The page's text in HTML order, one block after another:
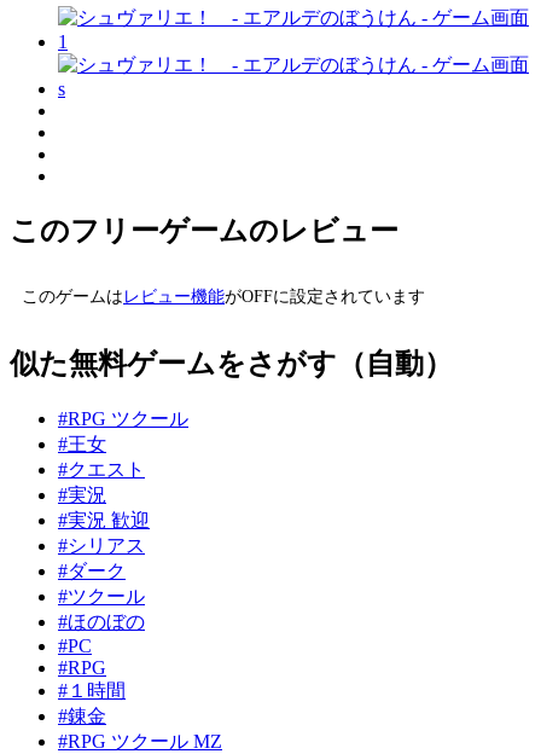
このフリーゲームのレビュー
このゲームは レビュー機能がOFFに設定されています
似た無料ゲームをさがす（自動）
#RPG ツクール
#王女
#クエスト
#実況
#実況 歓迎
#シリアス
#ダーク
#ツクール
#ほのぼの
#PC
#RPG
#１時間
#錬金
#RPG ツクール MZ